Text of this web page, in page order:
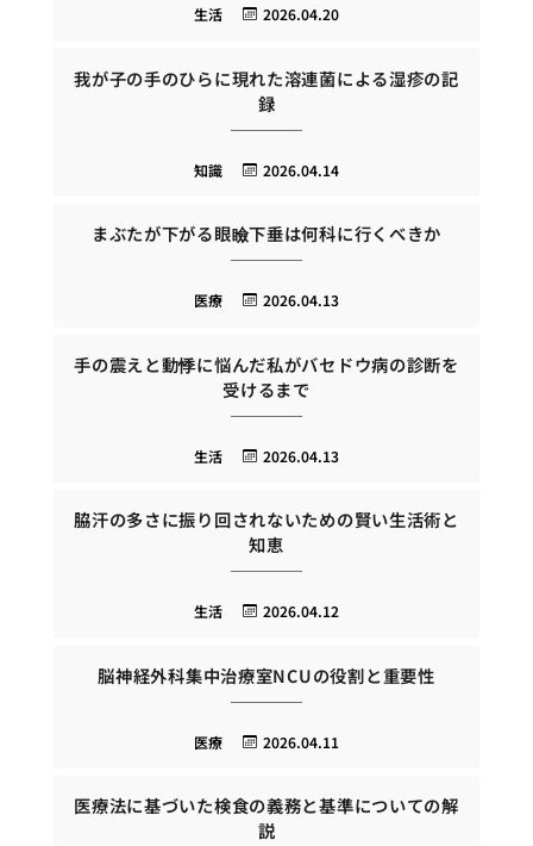
2026.04.20
生活
我が子の手のひらに現れた溶連菌による湿疹の記
録
2026.04.14
知識
まぶたが下がる眼瞼下垂は何科に行くべきか
2026.04.13
医療
手の震えと動悸に悩んだ私がバセドウ病の診断を
受けるまで
2026.04.13
生活
脇汗の多さに振り回されないための賢い生活術と
知恵
2026.04.12
生活
脳神経外科集中治療室NCUの役割と重要性
2026.04.11
医療
医療法に基づいた検食の義務と基準についての解
説